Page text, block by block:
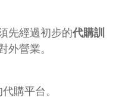
先經過初步的代購訓
外營業。
購平台。